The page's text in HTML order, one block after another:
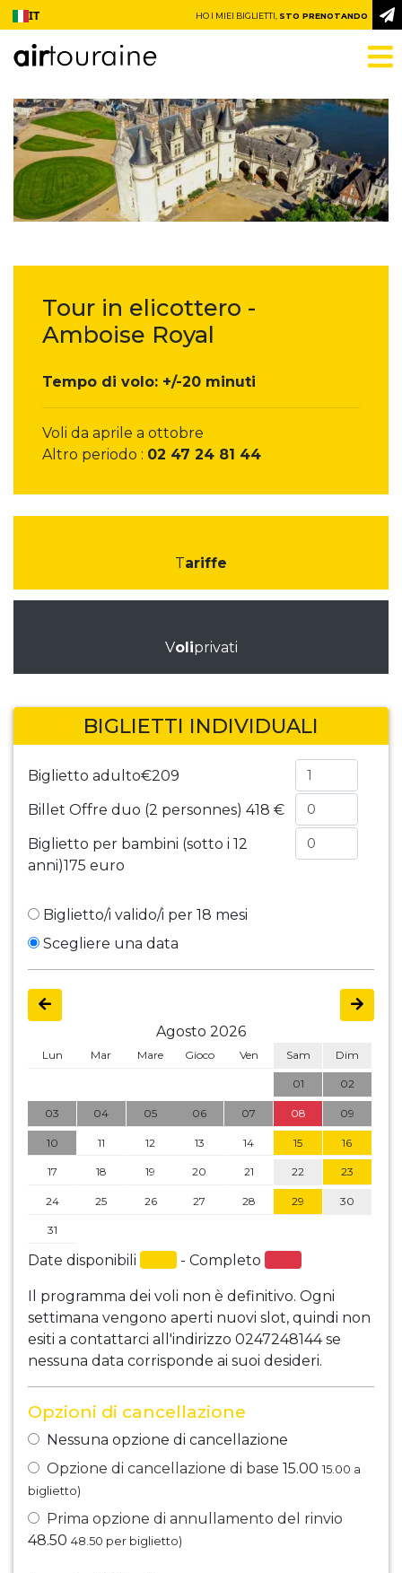
Vai al contenuto
IT HO I MIEI BIGLIETTI, STO PRENOTANDO
Tour in elicottero -
Amboise Royal
Tempo di volo: +/-20 minuti
Voli da aprile a ottobre
Altro periodo : 02 47 24 81 44
Tariffe
Voliprivati
BIGLIETTI INDIVIDUALI
Biglietto adulto€209
Billet Offre duo (2 personnes) 418 €
Biglietto per bambini (sotto i 12
anni)175 euro
Biglietto/i valido/i per 18 mesi
Scegliere una data
Agosto 2026
Lun Mar Mare Gioco Ven Sam Dim
01 02
03 04 05 06 07 08 09
10 11 12 13 14 15 16
17 18 19 20 21 22 23
24 25 26 27 28 29 30
31
Date disponibili - Completo
Il programma dei voli non è definitivo. Ogni
settimana vengono aperti nuovi slot, quindi non
esiti a contattarci all'indirizzo 0247248144 se
nessuna data corrisponde ai suoi desideri.
Opzioni di cancellazione
Nessuna opzione di cancellazione
Opzione di cancellazione di base 15.00 15.00 a
biglietto)
Prima opzione di annullamento del rinvio
48.50 48.50 per biglietto)